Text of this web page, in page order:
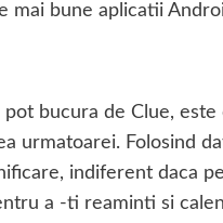
mai bune aplicatii
pot bucura de Clue,
urmatoarei. Folosind
indiferent daca
a -ti reaminti si